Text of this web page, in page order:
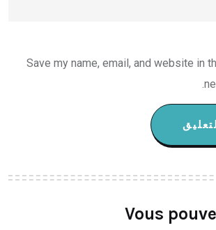
Save my name, email, and website in
Vous